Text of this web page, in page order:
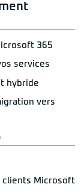
365
services
hybride
vers
clients Microsoft